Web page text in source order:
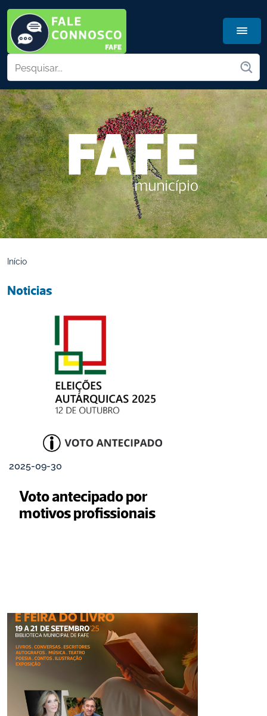
Início
Noticias
2025-09-30
Voto antecipado por
motivos profissionais